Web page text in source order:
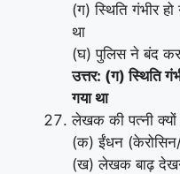
(ग) स्थिति गंभीर
था
(घ) पुलिस ने बंद
उत्तर: (ग) स्थिति
गया था
लेखक की पत्नी क्यों
(क) ईंधन
(ख) लेखक बाढ़